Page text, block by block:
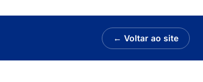
← Voltar ao site